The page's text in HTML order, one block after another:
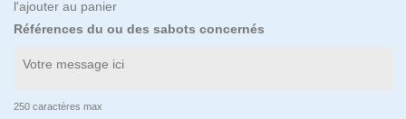
l'ajouter au panier
Références du ou des sabots concernés
250 caractères max